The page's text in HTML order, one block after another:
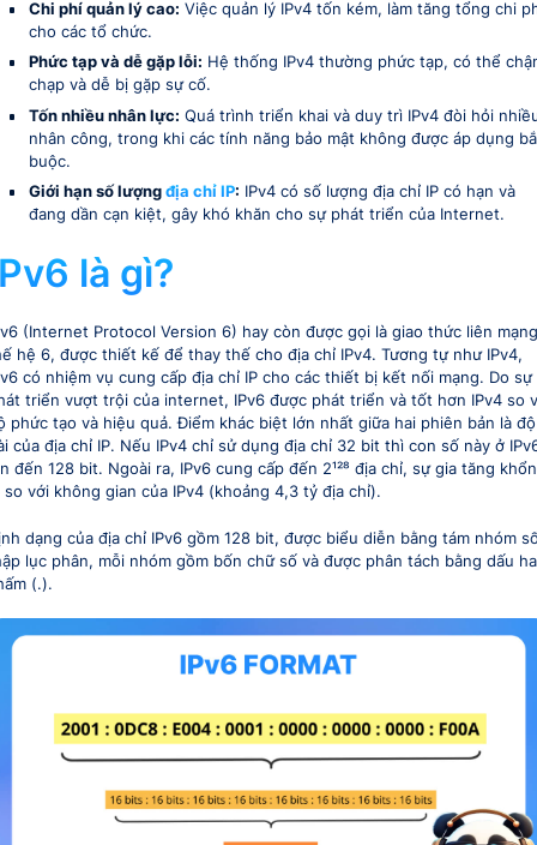
Chi phí quản lý cao: Việc quản lý IPv4 tốn kém, làm tăng tổng chi
cho các tổ chức.
Phức tạp và dễ gặp lỗi: Hệ thống IPv4 thường phức tạp, có thể
chạp và dễ bị gặp sự cố.
Tốn nhiều nhân lực: Quá trình triển khai và duy trì IPv4 đòi hỏi
nhân công, trong khi các tính năng bảo mật không được áp dụng
buộc.
Giới hạn số lượng địa chỉ IP: IPv4 có số lượng địa chỉ IP có hạn và
đang dần cạn kiệt, gây khó khăn cho sự phát triển của Internet.
là gì?
(Internet Protocol Version 6) hay còn được gọi là giao thức liên mạng
hệ 6, được thiết kế để thay thế cho địa chỉ IPv4. Tương tự như IPv4,
có nhiệm vụ cung cấp địa chỉ IP cho các thiết bị kết nối mạng. Do sự
triển vượt trội của internet, IPv6 được phát triển và tốt hơn IPv4 so
phức tạo và hiệu quả. Điểm khác biệt lớn nhất giữa hai phiên bản là độ
của địa chỉ IP. Nếu IPv4 chỉ sử dụng địa chỉ 32 bit thì con số này ở
đến 128 bit. Ngoài ra, IPv6 cung cấp đến 2¹²⁸ địa chỉ, sự gia tăng
so với không gian của IPv4 (khoảng 4,3 tỷ địa chỉ).
dạng của địa chỉ IPv6 gồm 128 bit, được biểu diễn bằng tám nhóm
lục phân, mỗi nhóm gồm bốn chữ số và được phân tách bằng dấu
(.).